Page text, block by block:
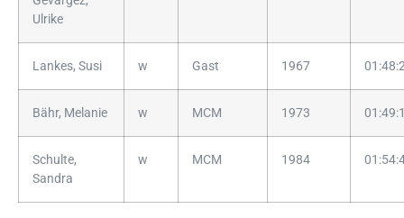
Ulrike
Lankes, Susi w Gast 1967
Bähr, Melanie w MCM 1973
Schulte,
Sandra
w MCM 1984